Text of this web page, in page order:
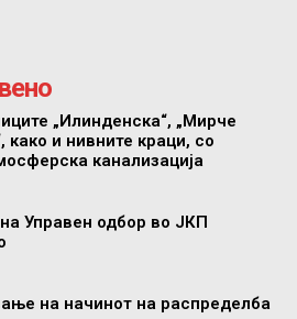
„Илинденска“, „Мирче
како и нивните краци, со
канализација
Управен одбор во ЈКП
на начинот на распределба